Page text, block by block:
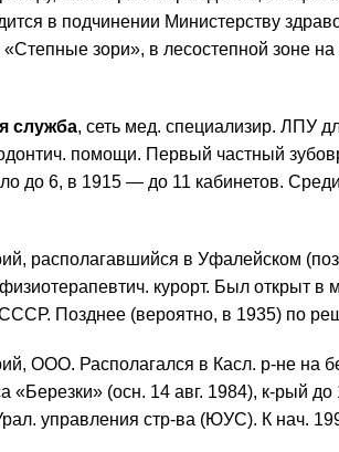
в подчинении Министерству
зори», в лесостепной зоне на
служба, сеть мед. специализир. ЛПУ
помощи. Первый частный
до 6, в 1915 — до 11 кабинетов.
располагавшийся в Уфалейском
курорт. Был открыт
Позднее (вероятно, в 1935) по
ООО. Располагался в Касл. р-не на
«Березки» (осн. 14 авг. 1984), к-рый
управления стр-ва (ЮУС). К нач.